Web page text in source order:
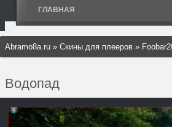
ГЛАВНАЯ
Abramo8a.ru » Скины для плееров »
Водопад